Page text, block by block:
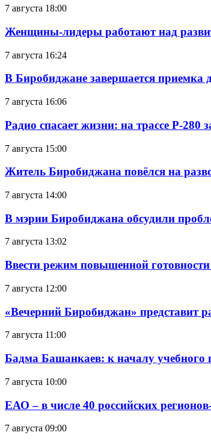
7 августа 18:00
Женщины-лидеры работают над
7 августа 16:24
В Биробиджане завершается приемка
7 августа 16:06
Радио спасает жизни: на трассе Р-
7 августа 15:00
Житель Биробиджана повёлся на
7 августа 14:00
В мэрии Биробиджана обсудили
7 августа 13:02
Ввести режим повышенной
7 августа 12:00
«Вечерний Биробиджан» представит
7 августа 11:00
Бадма Башанкаев: к началу
7 августа 10:00
ЕАО – в числе 40 российских
7 августа 09:00